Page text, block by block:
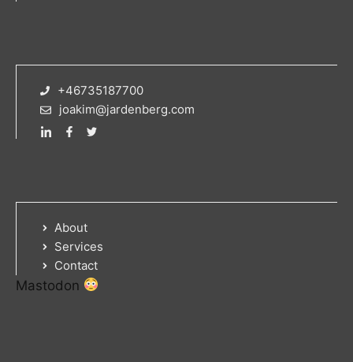
+46735187700
joakim@jardenberg.com
About
Services
Contact
Mastodon